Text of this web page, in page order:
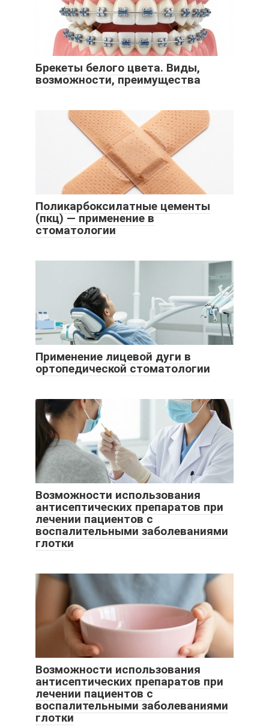
Брекеты белого цвета. Виды,
возможности, преимущества
Поликарбоксилатные цементы
(пкц) — применение в
стоматологии
Применение лицевой дуги в
ортопедической стоматологии
Возможности использования
антисептических препаратов при
лечении пациентов с
воспалительными заболеваниями
глотки
Возможности использования
антисептических препаратов при
лечении пациентов с
воспалительными заболеваниями
глотки